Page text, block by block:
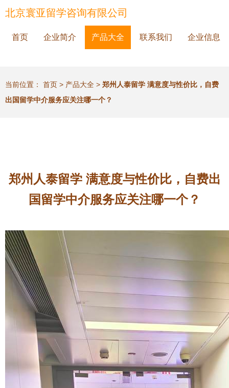
北京寰亚留学咨询有限公司
首页 企业简介 产品大全 联系我们 企业信息
当前位置： 首页 > 产品大全 > 郑州人泰留学 满意度与性价比，自费
出国留学中介服务应关注哪一个？
郑州人泰留学 满意度与性价比，自费出
国留学中介服务应关注哪一个？